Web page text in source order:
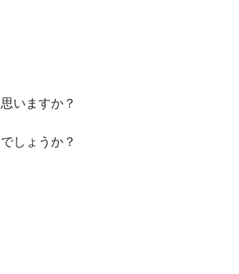
いますか？
しょうか？